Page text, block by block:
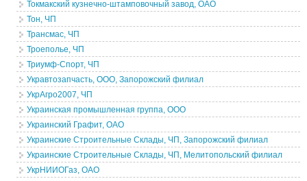
Токмакский кузнечно-штамповочный завод, ОАО
Тон, ЧП
Трансмас, ЧП
Троеполье, ЧП
Триумф-Спорт, ЧП
Укравтозапчасть, ООО, Запорожский филиал
УкрАгро2007, ЧП
Украинская промышленная группа, ООО
Украинский Графит, ОАО
Украинские Строительные Склады, ЧП, Запорожский филиал
Украинские Строительные Склады, ЧП, Мелитопольский филиал
УкрНИИОГаз, ОАО